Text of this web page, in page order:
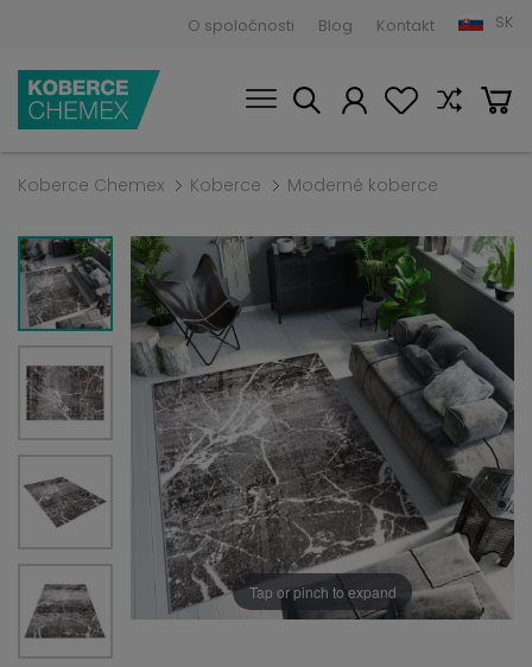
O spoločnosti Blog Kontakt SK
Koberce Chemex Koberce Moderné koberce
Tap or pinch to expand